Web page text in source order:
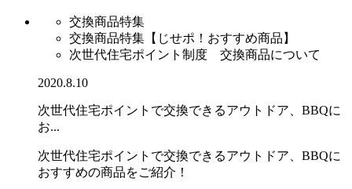
交換商品特集
交換商品特集【じせポ！おすすめ商品】
次世代住宅ポイント制度 交換商品について
2020.8.10
次世代住宅ポイントで交換できるアウトドア、BBQに
お...
次世代住宅ポイントで交換できるアウトドア、BBQに
おすすめの商品をご紹介！